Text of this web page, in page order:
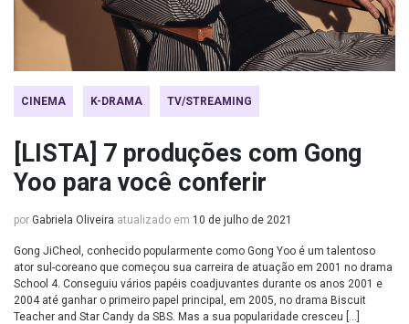
CINEMA K-DRAMA TV/STREAMING
[LISTA] 7 produções com Gong
Yoo para você conferir
por Gabriela Oliveira atualizado em 10 de julho de 2021
Gong JiCheol, conhecido popularmente como Gong Yoo é um talentoso
ator sul-coreano que começou sua carreira de atuação em 2001 no drama
School 4. Conseguiu vários papéis coadjuvantes durante os anos 2001 e
2004 até ganhar o primeiro papel principal, em 2005, no drama Biscuit
Teacher and Star Candy da SBS. Mas a sua popularidade cresceu […]